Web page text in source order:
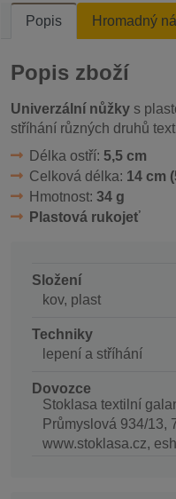
Popis Hromadný
Popis zboží
Univerzální nůžky s
stříhání různých druhů
Délka ostří: 5,5 cm
Celková délka: 14 cm
Hmotnost: 34 g
Plastová rukojeť
Složení
kov, plast
Techniky
lepení a stříhání
Dovozce
Stoklasa textilní
Průmyslová 934/13,
www.stoklasa.cz,